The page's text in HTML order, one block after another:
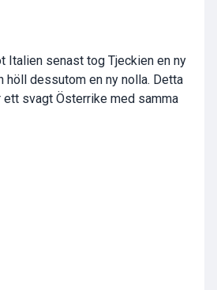
Italien senast tog Tjeckien en ny
höll dessutom en ny nolla. Detta
svagt Österrike med samma